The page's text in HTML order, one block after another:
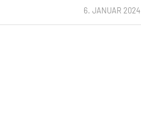
6. JANUAR 2024
/